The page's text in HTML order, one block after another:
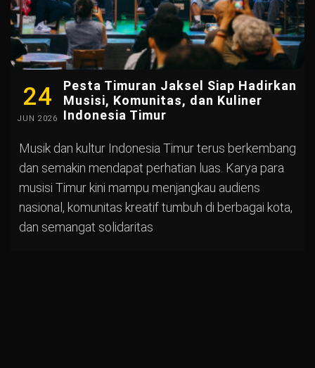
24
JUN 2026
Pesta Timuran Jaksel Siap Hadirkan
Musisi, Komunitas, dan Kuliner
Indonesia Timur
Musik dan kultur Indonesia Timur terus berkembang
dan semakin mendapat perhatian luas. Karya para
musisi Timur kini mampu menjangkau audiens
nasional, komunitas kreatif tumbuh di berbagai kota,
dan semangat solidaritas